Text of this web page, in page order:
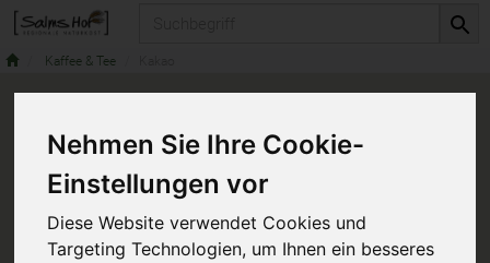
Nehmen Sie Ihre Cookie-
Einstellungen vor
Diese Website verwendet Cookies und
Targeting Technologien, um Ihnen ein besseres
Kaffee & Tee